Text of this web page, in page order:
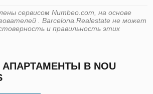
сервисом Numbeo.com, на основе
. Barcelona.Realestate не может
и правильность этих
В NOU